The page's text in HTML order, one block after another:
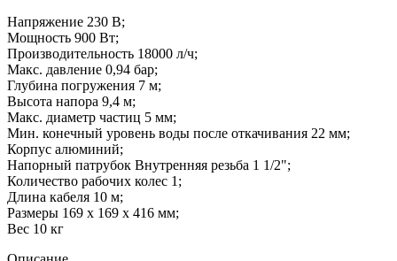
Напряжение 230 В;
Мощность 900 Вт;
Производительность 18000 л/ч;
Макс. давление 0,94 бар;
Глубина погружения 7 м;
Высота напора 9,4 м;
Макс. диаметр частиц 5 мм;
Мин. конечный уровень воды после откачивания 22 мм;
Корпус алюминий;
Напорный патрубок Внутренняя резьба 1 1/2";
Количество рабочих колес 1;
Длина кабеля 10 м;
Размеры 169 x 169 x 416 мм;
Вес 10 кг